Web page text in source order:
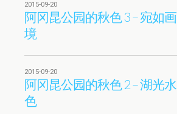
2015-09-20
阿冈昆公园的秋色 3 – 宛如画
境
2015-09-20
阿冈昆公园的秋色 2 – 湖光水
色